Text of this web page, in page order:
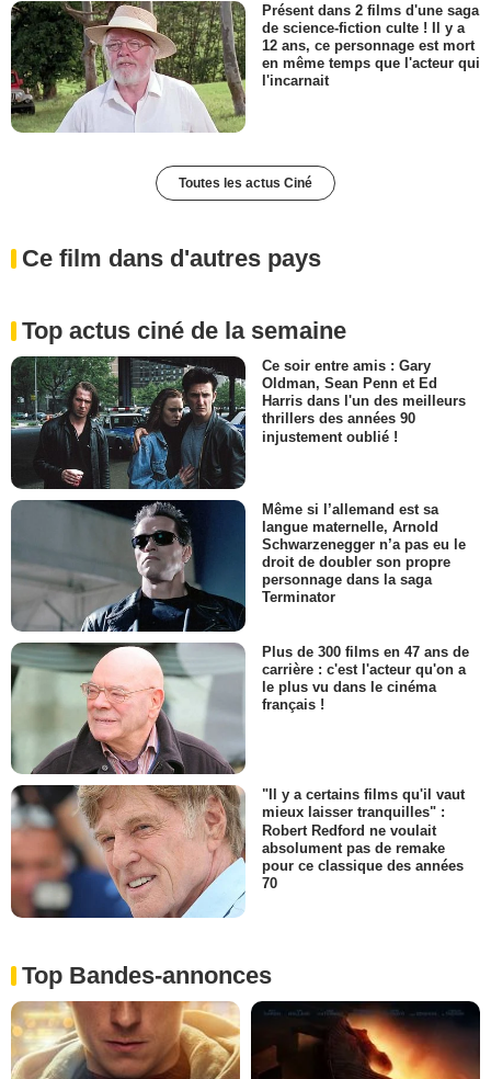
Présent dans 2 films d'une saga
de science-fiction culte ! Il y a
12 ans, ce personnage est mort
en même temps que l'acteur qui
l'incarnait
Toutes les actus Ciné
Ce film dans d'autres pays
Top actus ciné de la semaine
Ce soir entre amis : Gary
Oldman, Sean Penn et Ed
Harris dans l'un des meilleurs
thrillers des années 90
injustement oublié !
Même si l’allemand est sa
langue maternelle, Arnold
Schwarzenegger n’a pas eu le
droit de doubler son propre
personnage dans la saga
Terminator
Plus de 300 films en 47 ans de
carrière : c'est l'acteur qu'on a
le plus vu dans le cinéma
français !
"Il y a certains films qu'il vaut
mieux laisser tranquilles" :
Robert Redford ne voulait
absolument pas de remake
pour ce classique des années
70
Top Bandes-annonces